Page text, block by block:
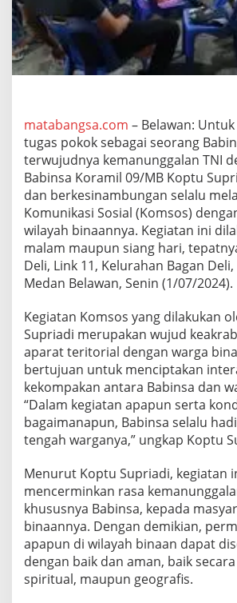
l
a
u
H
a
r
d
i
T
e
n
g
h
W
a
r
,
J
a
g
a
K
e
k
o
p
a
k
a
n
d
n
K
matabangsa.com – Belawan:
tugas pokok sebagai seorang
terwujudnya kemanunggalan TNI
Babinsa Koramil 09/MB Koptu
dan berkesinambungan selalu
Komunikasi Sosial (Komsos)
wilayah binaannya. Kegiatan ini
malam maupun siang hari,
Deli, Link 11, Kelurahan Bagan
Medan Belawan, Senin (1/07/2024).
Kegiatan Komsos yang dilakukan
Supriadi merupakan wujud
aparat teritorial dengan warga
bertujuan untuk menciptakan
kekompakan antara Babinsa dan
“Dalam kegiatan apapun serta
bagaimanapun, Babinsa selalu
tengah warganya,” ungkap Koptu
Menurut Koptu Supriadi, kegiatan
mencerminkan rasa
khususnya Babinsa, kepada
binaannya. Dengan demikian,
apapun di wilayah binaan dapat
dengan baik dan aman, baik
spiritual, maupun geografis.